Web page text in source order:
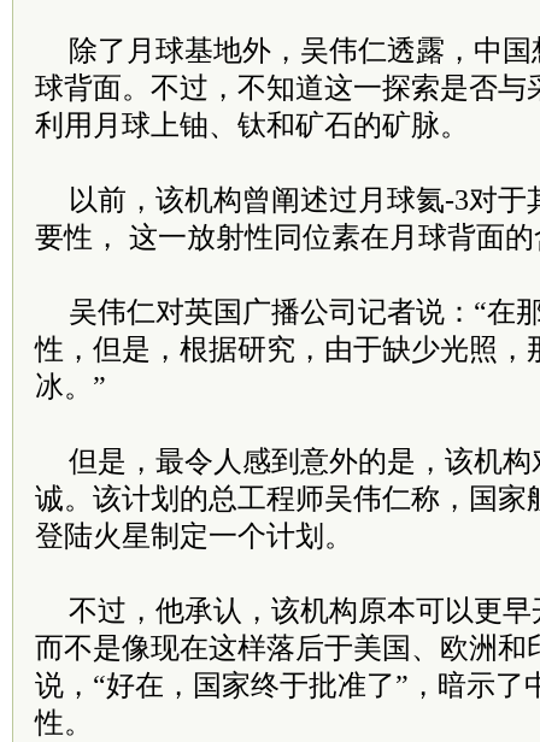
除了月球基地外，吴伟仁透露，中
球背面。不过，不知道这一探索是否与
利用月球上铀、钛和矿石的矿脉。
以前，该机构曾阐述过月球氦-3对
要性， 这一放射性同位素在月球背面
吴伟仁对英国广播公司记者说：“在
性，但是，根据研究，由于缺少光照，
冰。”
但是，最令人感到意外的是，该机
诚。该计划的总工程师吴伟仁称，国家
登陆火星制定一个计划。
不过，他承认，该机构原本可以更
而不是像现在这样落后于美国、欧洲和
说，“好在，国家终于批准了”，暗示了
性。